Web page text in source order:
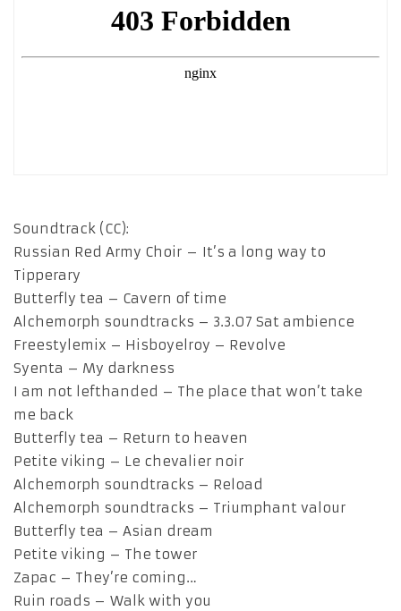
Soundtrack (CC):
Russian Red Army Choir – It’s a long way to
Tipperary
Butterfly tea – Cavern of time
Alchemorph soundtracks – 3.3.07 Sat ambience
Freestylemix – Hisboyelroy – Revolve
Syenta – My darkness
I am not lefthanded – The place that won’t take
me back
Butterfly tea – Return to heaven
Petite viking – Le chevalier noir
Alchemorph soundtracks – Reload
Alchemorph soundtracks – Triumphant valour
Butterfly tea – Asian dream
Petite viking – The tower
Zapac – They’re coming…
Ruin roads – Walk with you